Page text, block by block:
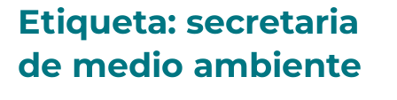
Etiqueta: secretaria
de medio ambiente